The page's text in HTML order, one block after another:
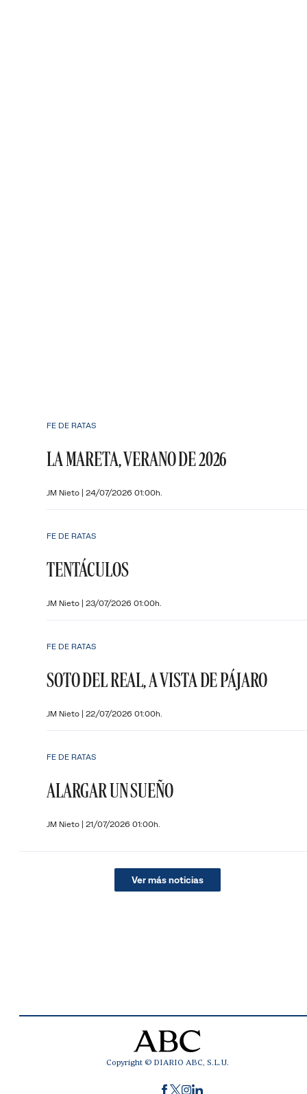
FE DE RATAS
LA MARETA, VERANO DE 2026
JM Nieto | 24/07/2026 01:00h.
FE DE RATAS
TENTÁCULOS
JM Nieto | 23/07/2026 01:00h.
FE DE RATAS
SOTO DEL REAL, A VISTA DE PÁJARO
JM Nieto | 22/07/2026 01:00h.
FE DE RATAS
ALARGAR UN SUEÑO
JM Nieto | 21/07/2026 01:00h.
Ver más noticias
Copyright © DIARIO ABC, S.L.U.